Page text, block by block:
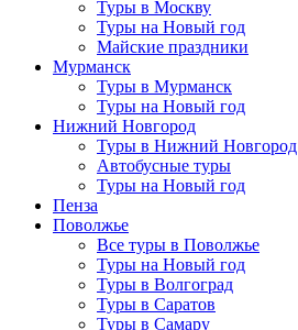
Туры в Москву
Туры на Новый год
Майские праздники
Мурманск
Туры в Мурманск
Туры на Новый год
Нижний Новгород
Туры в Нижний Новгород
Автобусные туры
Туры на Новый год
Пенза
Поволжье
Все туры в Поволжье
Туры на Новый год
Туры в Волгоград
Туры в Саратов
Туры в Самару